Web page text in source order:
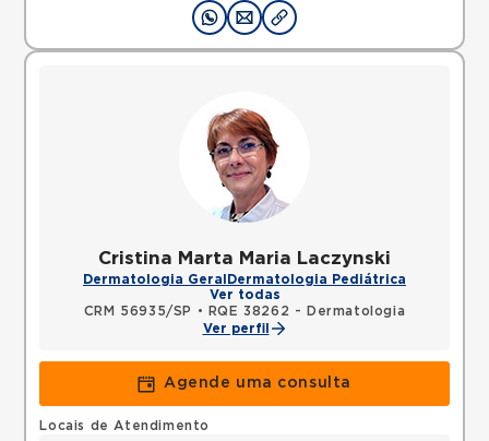
Cristina Marta Maria Laczynski
Dermatologia Geral Dermatologia Pediátrica
Ver todas
CRM 56935/SP
•
RQE 38262 - Dermatologia
Ver perfil
Agende uma consulta
Locais de Atendimento